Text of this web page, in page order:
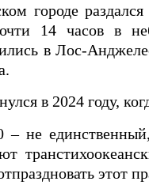
городе
14 часов в
в Лос-
в 2024 году,
– не
этот